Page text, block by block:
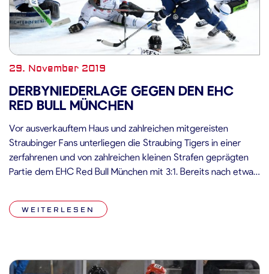
29. November 2019
DERBYNIEDERLAGE GEGEN DEN EHC
RED BULL MÜNCHEN
Vor ausverkauftem Haus und zahlreichen mitgereisten
Straubinger Fans unterliegen die Straubing Tigers in einer
zerfahrenen und von zahlreichen kleinen Strafen geprägten
Partie dem EHC Red Bull München mit 3:1. Bereits nach etwa
zum ersten Mal in eine Unterzahlsituation, die jedoch schadlos
überstanden werden konnte. Auch das zweite Powerplay […]
WEITERLESEN